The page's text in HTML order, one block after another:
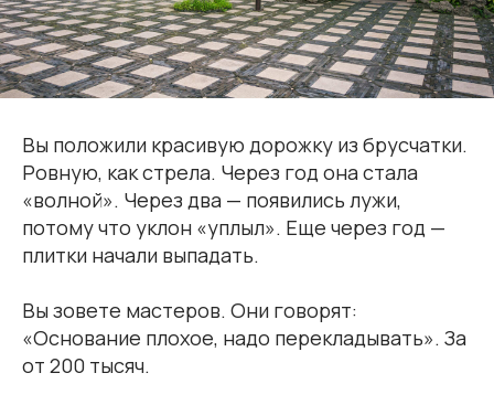
Вы положили красивую дорожку из брусчатки.
Ровную, как стрела. Через год она стала
«волной». Через два — появились лужи,
потому что уклон «уплыл». Еще через год —
плитки начали выпадать.
Вы зовете мастеров. Они говорят:
«Основание плохое, надо перекладывать». За
от 200 тысяч.